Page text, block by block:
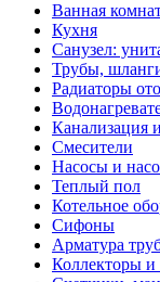
Ванная
Кухня
Санузел:
Трубы,
Радиаторы
Канализация
Смесители
Насосы и
Теплый пол
Котельное
Сифоны
Арматура
Коллекторы и